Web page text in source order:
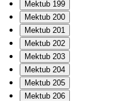
Mektub 199
Mektub 200
Mektub 201
Mektub 202
Mektub 203
Mektub 204
Mektub 205
Mektub 206